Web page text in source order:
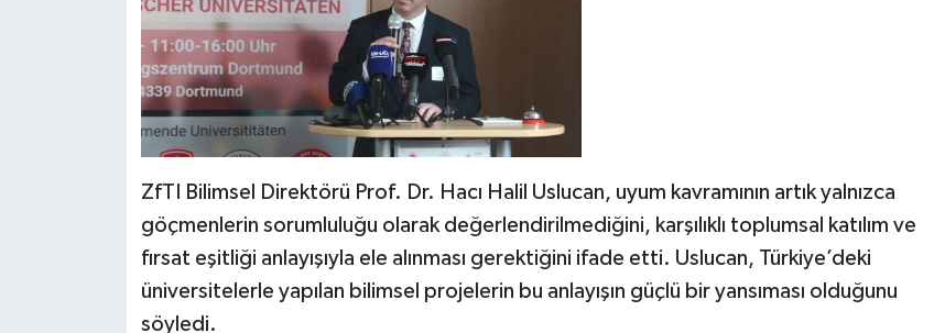
ZfTI Bilimsel Direktörü Prof. Dr. Hacı Halil Uslucan, uyum kavramının artık yalnızca
göçmenlerin sorumluluğu olarak değerlendirilmediğini, karşılıklı toplumsal katılım ve
fırsat eşitliği anlayışıyla ele alınması gerektiğini ifade etti. Uslucan, Türkiye’deki
üniversitelerle yapılan bilimsel projelerin bu anlayışın güçlü bir yansıması olduğunu
söyledi.